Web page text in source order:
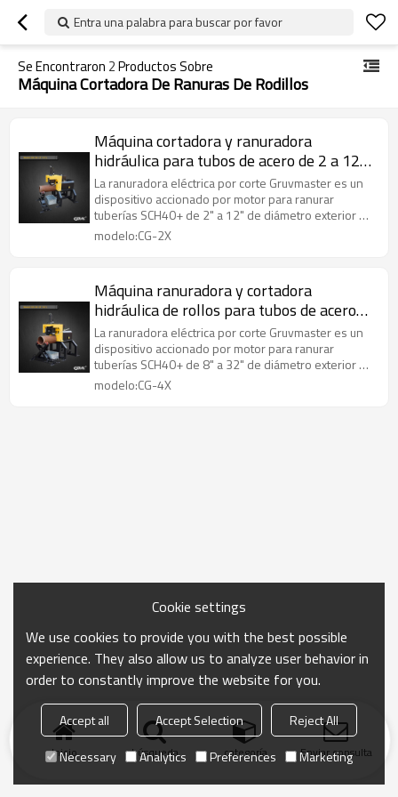
Entra una palabra para buscar por favor
Se Encontraron 2Productos Sobre
Máquina Cortadora De Ranuras De Rodillos
Máquina cortadora y ranuradora
hidráulica para tubos de acero de 2 a 12
pulgadas (CG-2X)
La ranuradora eléctrica por corte Gruvmaster es un
dispositivo accionado por motor para ranurar
tuberías SCH40+ de 2" a 12" de diámetro exterior en
todos los materiales. Tiene fijación hidráulica,
modelo:CG-2X
Máquina ranuradora y cortadora
hidráulica de rollos para tubos de acero
de 8 a 32 pulgadas (CG-4X)
La ranuradora eléctrica por corte Gruvmaster es un
dispositivo accionado por motor para ranurar
tuberías SCH40+ de 8" a 32" de diámetro exterior en
todos los materiales. Tiene fijación hidráulica,
modelo:CG-4X
Inicio búsqueda categoría Enviar consulta
Cookie settings
We use cookies to provide you with the best possible
experience. They also allow us to analyze user behavior in
order to constantly improve the website for you.
Accept all Accept Selection
Reject All
Necessary
Analytics Preferences Marketing